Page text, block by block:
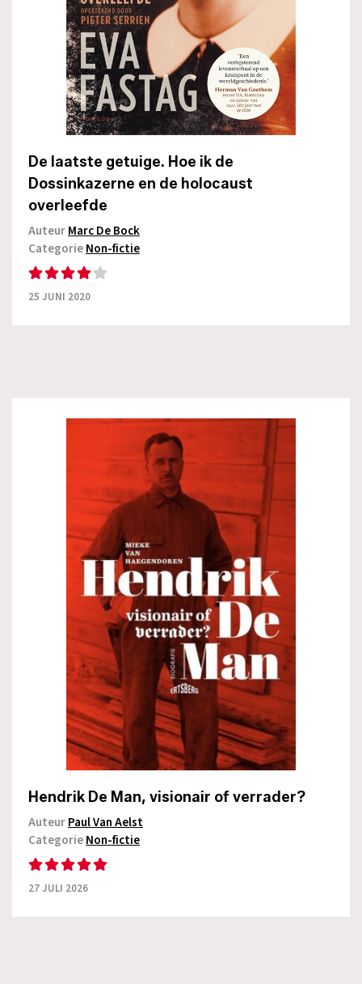
De laatste getuige. Hoe ik de
Dossinkazerne en de holocaust
overleefde
AuteurMarc De Bock
CategorieNon-fictie
25 JUNI 2020
Hendrik De Man, visionair of verrader?
AuteurPaul Van Aelst
CategorieNon-fictie
27 JULI 2026